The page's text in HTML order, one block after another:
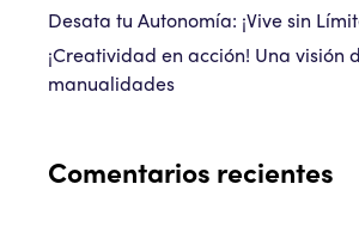
Desata tu Autonomía: ¡Vive sin
¡Creatividad en acción! Una visión
manualidades
Comentarios recientes